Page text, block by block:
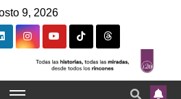
9, 2026